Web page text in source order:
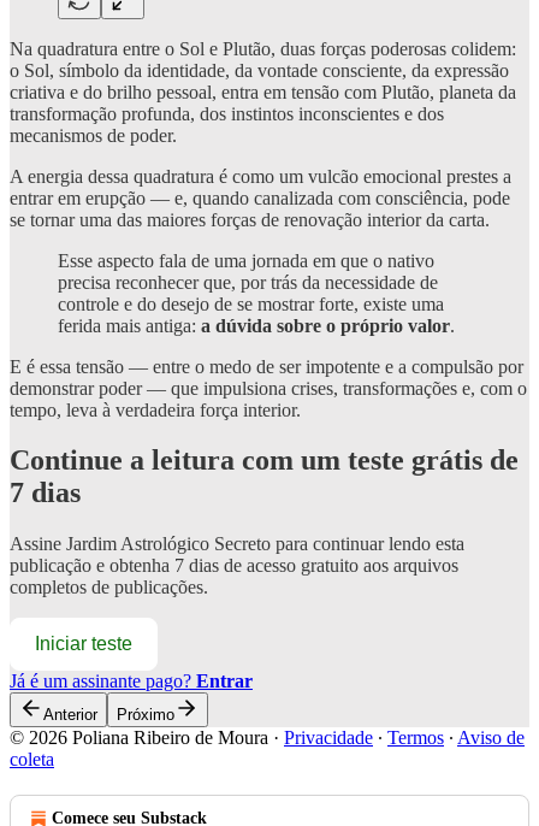
Na quadratura entre o Sol e Plutão, duas forças poderosas colidem:
o Sol, símbolo da identidade, da vontade consciente, da expressão
criativa e do brilho pessoal, entra em tensão com Plutão, planeta da
transformação profunda, dos instintos inconscientes e dos
mecanismos de poder.
A energia dessa quadratura é como um vulcão emocional prestes a
entrar em erupção — e, quando canalizada com consciência, pode
se tornar uma das maiores forças de renovação interior da carta.
Esse aspecto fala de uma jornada em que o nativo
precisa reconhecer que, por trás da necessidade de
controle e do desejo de se mostrar forte, existe uma
ferida mais antiga: a dúvida sobre o próprio valor.
E é essa tensão — entre o medo de ser impotente e a compulsão por
demonstrar poder — que impulsiona crises, transformações e, com o
tempo, leva à verdadeira força interior.
Continue a leitura com um teste grátis de
7 dias
Assine Jardim Astrológico Secreto para continuar lendo esta
publicação e obtenha 7 dias de acesso gratuito aos arquivos
completos de publicações.
Iniciar teste
Já é um assinante pago? Entrar
Anterior Próximo
© 2026 Poliana Ribeiro de Moura · Privacidade ∙ Termos ∙ Aviso de
coleta
Comece seu Substack